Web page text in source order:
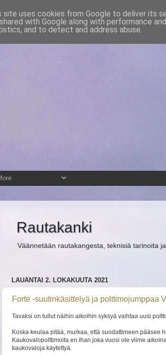
Rautakanki
Väännetään rautakangesta, teknisiä tarinoita
LAUANTAI 2. LOKAKUUTA 2021
Forte -suutinkäsittelyä ja polttimojumppaa
Tavaksi on tullut näihin aikoihin syksyä vaihtaa uusi
Koska keulaa pitää, murkaa, että suodattimeen pääsee
Kaukovalopolttimoita en ihan joka vuosi ole viime
kaukovaloja käytettyä.
site uses cookies from Google to deliver its
with Google along with performance
and to detect and address abuse.